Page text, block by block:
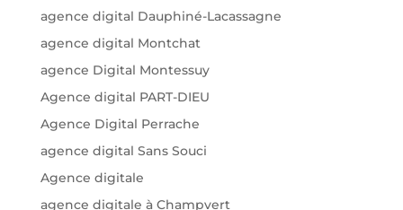
agence digital Dauphiné-Lacassagne
agence digital Montchat
agence Digital Montessuy
Agence digital PART-DIEU
Agence Digital Perrache
agence digital Sans Souci
Agence digitale
agence digitale à Champvert